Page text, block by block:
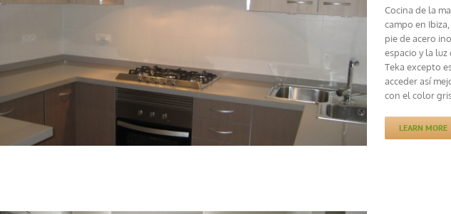
Cocina de la
campo en
pie de acero
espacio y la
Teka excepto
acceder así
con el color
LEARN MORE